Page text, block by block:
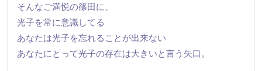
そんなご満悦の篠田に、
光子を常に意識してる
あなたは光子を忘れることが出来ない
あなたにとって光子の存在は大きいと言う矢口。